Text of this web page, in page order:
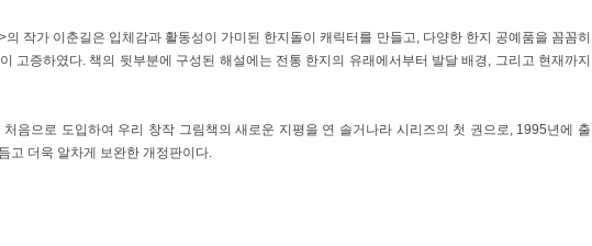
작가 이춘길은 입체감과 활동성이 가미된 한지돌이 캐릭터를 만들고, 다양한 한지 공예품을 꼼꼼히
고증하였다. 책의 뒷부분에 구성된 해설에는 전통 한지의 유래에서부터 발달 배경, 그리고 현재까지
처음으로 도입하여 우리 창작 그림책의 새로운 지평을 연 솔거나라 시리즈의 첫 권으로, 1995년에 출
고 더욱 알차게 보완한 개정판이다.